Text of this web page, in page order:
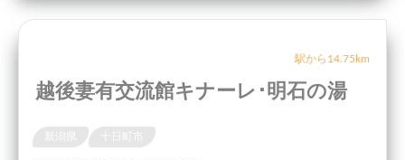
駅から14.75km
越後妻有交流館キナーレ･明石の湯